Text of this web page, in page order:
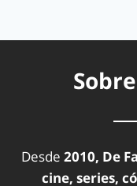
Desde 2010, De
cine, series,